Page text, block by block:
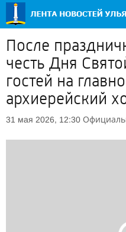
После
честь Дня
гостей на
архиерейский
31 мая 2026, 12:30